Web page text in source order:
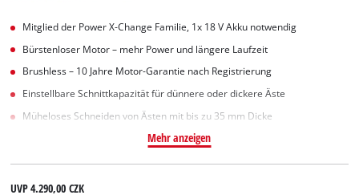
Mitglied der Power X-Change Familie, 1x 18 V Akku notwendig
Bürstenloser Motor – mehr Power und längere Laufzeit
Brushless – 10 Jahre Motor-Garantie nach Registrierung
Einstellbare Schnittkapazität für dünnere oder dickere Äste
Müheloses Schneiden von Ästen mit bis zu 35 mm Dicke
Mehr anzeigen
UVP4.290,00 CZK